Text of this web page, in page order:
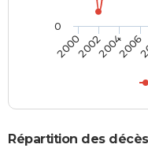
2000200220042006
0
Répartition des